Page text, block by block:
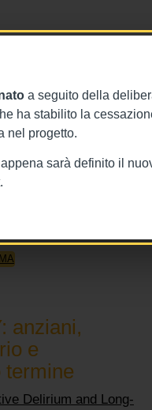
a seguito della
ha stabilito la
nel progetto.
sarà definito il
Toggle
JAMA
anziani,
e
termine
Delirium and Long-